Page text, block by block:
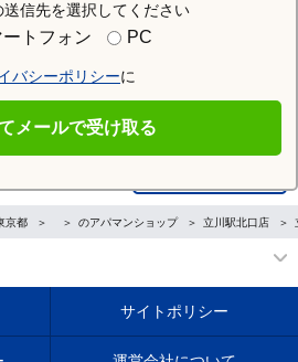
送信先を選択してください
ートフォン PC
バシーポリシーに
メールで受け取る
京都 のアパマンショップ 立川駅北口店
サイトポリシー